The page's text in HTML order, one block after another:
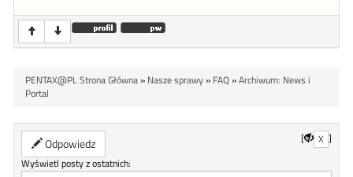
PENTAX@PL Strona Główna» Nasze sprawy» FAQ»Archiwum: News i
Portal
Odpowiedz [ X ]
Wyświetl posty z ostatnich: